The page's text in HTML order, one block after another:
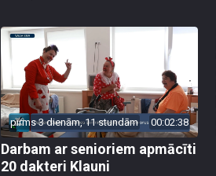
pirms 3 dienām, 11 stundām 00:02:38
Darbam ar senioriem apmācīti
20 dakteri Klauni